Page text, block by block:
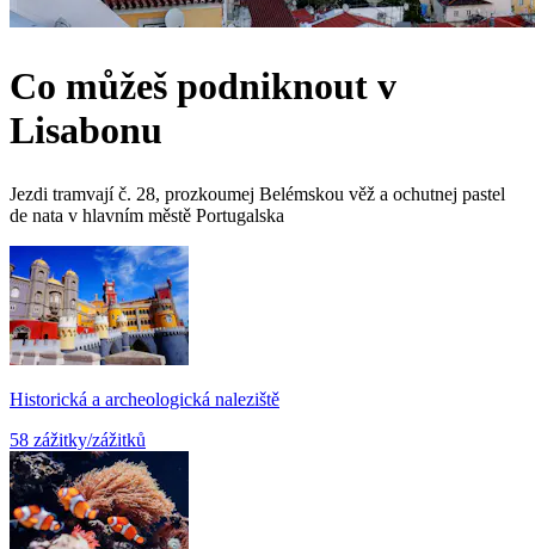
Co můžeš podniknout v
Lisabonu
Jezdi tramvají č. 28, prozkoumej Belémskou věž a ochutnej pastel
de nata v hlavním městě Portugalska
Historická a archeologická naleziště
58 zážitky/zážitků